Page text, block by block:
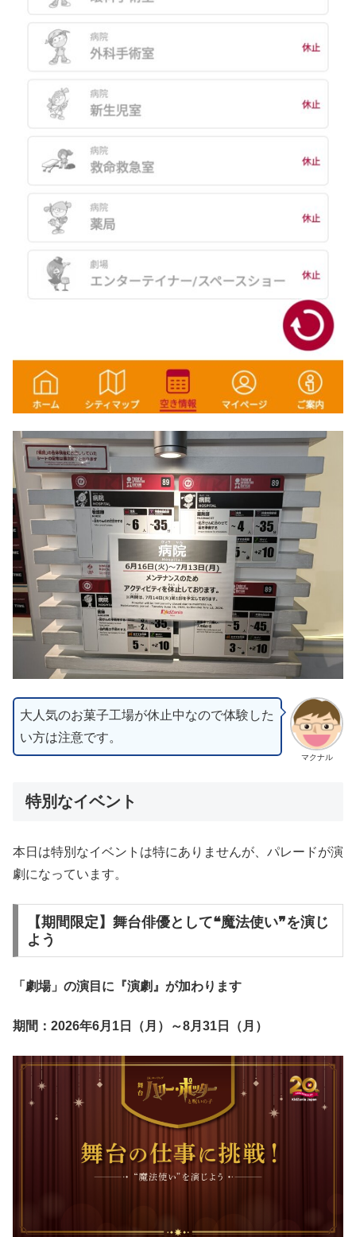
マクナル
大人気のお菓子工場が休止中なので体験した
い方は注意です。
特別なイベント
本日は特別なイベントは特にありませんが、パレードが演
劇になっています。
【期間限定】舞台俳優として❝魔法使い❞を演じ
よう
「劇場」の演目に『演劇』が加わります
期間：2026年6月1日（月）～8月31日（月）